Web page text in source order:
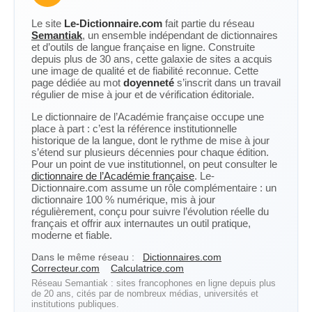
Le site Le-Dictionnaire.com fait partie du réseau
Semantiak, un ensemble indépendant de dictionnaires
et d’outils de langue française en ligne. Construite
depuis plus de 30 ans, cette galaxie de sites a acquis
une image de qualité et de fiabilité reconnue. Cette
page dédiée au mot doyenneté s’inscrit dans un travail
régulier de mise à jour et de vérification éditoriale.
Le dictionnaire de l’Académie française occupe une
place à part : c’est la référence institutionnelle
historique de la langue, dont le rythme de mise à jour
s’étend sur plusieurs décennies pour chaque édition.
Pour un point de vue institutionnel, on peut consulter le
dictionnaire de l’Académie française. Le-
Dictionnaire.com assume un rôle complémentaire : un
dictionnaire 100 % numérique, mis à jour
régulièrement, conçu pour suivre l’évolution réelle du
français et offrir aux internautes un outil pratique,
moderne et fiable.
Dans le même réseau :
Dictionnaires.com
Correcteur.com
Calculatrice.com
Réseau Semantiak : sites francophones en ligne depuis plus
de 20 ans, cités par de nombreux médias, universités et
institutions publiques.